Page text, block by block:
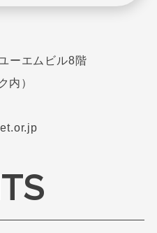
ーエムビル8階
内）